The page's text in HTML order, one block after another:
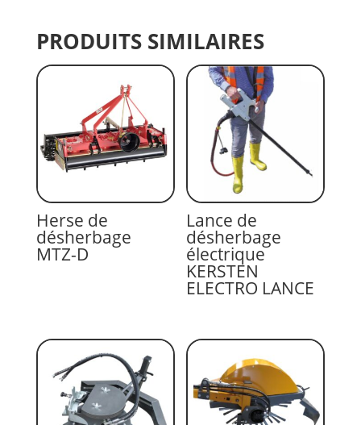
PRODUITS SIMILAIRES
Herse de
désherbage
MTZ-D
Lance de
désherbage
électrique
KERSTEN
ELECTRO LANCE